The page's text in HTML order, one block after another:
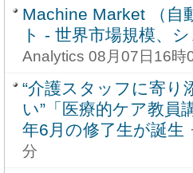
Machine Market （自
ト - 世界市場規模、
Analytics 08月07日16時
“介護スタッフに寄
い”「医療的ケア教員
年6月の修了生が誕生
分